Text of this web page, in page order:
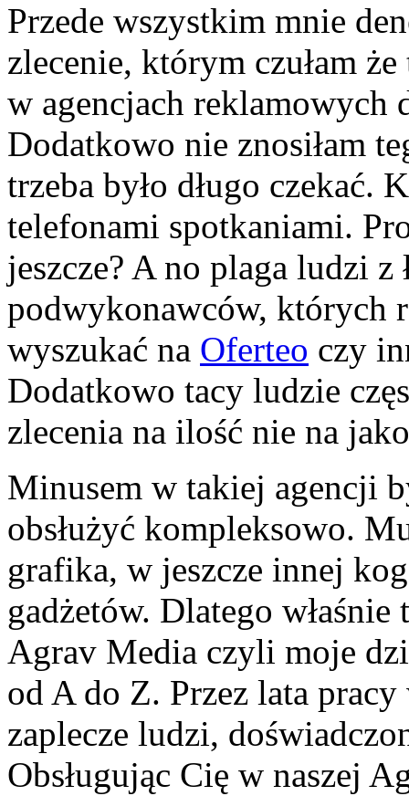
Przede wszystkim mnie
zlecenie, którym czułam
w agencjach reklamowych
Dodatkowo nie znosiłam
trzeba było długo czekać.
telefonami spotkaniami.
jeszcze? A no plaga ludzi z
podwykonawców, których
wyszukać na Oferteo czy
Dodatkowo tacy ludzie
zlecenia na ilość nie na
Minusem w takiej agencji
obsłużyć kompleksowo.
grafika, w jeszcze innej
gadżetów. Dlatego
Agrav Media czyli moje
od A do Z. Przez lata
zaplecze ludzi,
Obsługując Cię w naszej